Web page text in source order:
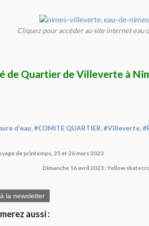
Cliquez pour accéder au site internet eau
de Quartier de Villeverte à
d'eau,#COMITE QUARTIER,#Villeverte,
de printemps, 25 et 26 mars 2023
Dimanche 16 avril 2023 : Yellow
la newsletter
aussi :